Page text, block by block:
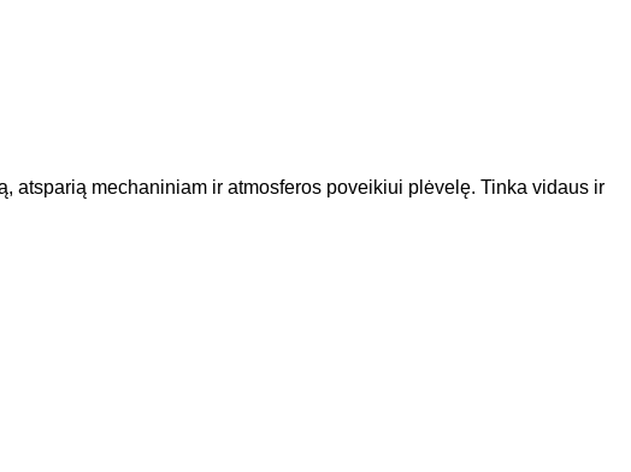
atsparią mechaniniam ir atmosferos poveikiui plėvelę. Tinka vidaus ir